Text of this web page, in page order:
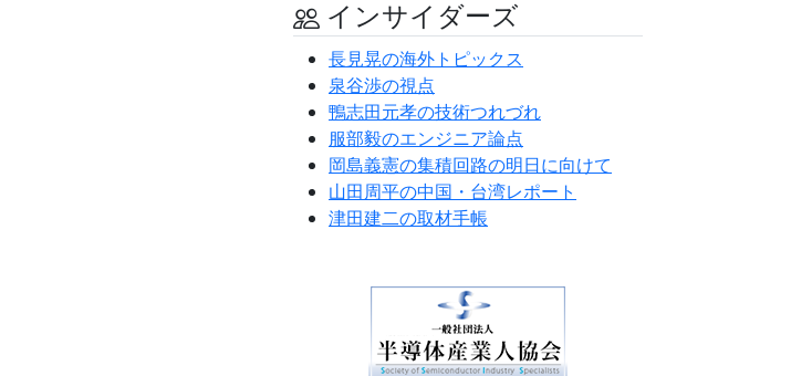
インサイダーズ
長見晃の海外トピックス
泉谷渉の視点
鴨志田元孝の技術つれづれ
服部毅のエンジニア論点
岡島義憲の集積回路の明日に向けて
山田周平の中国・台湾レポート
津田建二の取材手帳